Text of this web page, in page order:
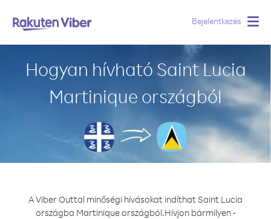
Bejelentkezés
Hogyan hívható Saint Lucia
Martinique országból
A Viber Outtal minőségi hívásokat indíthat Saint Lucia
országba Martinique országból.Hívjon bármilyen -